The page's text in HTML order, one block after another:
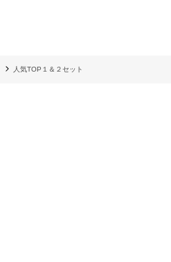
人気TOP１＆２セット